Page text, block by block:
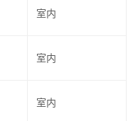
室内
室内
室内